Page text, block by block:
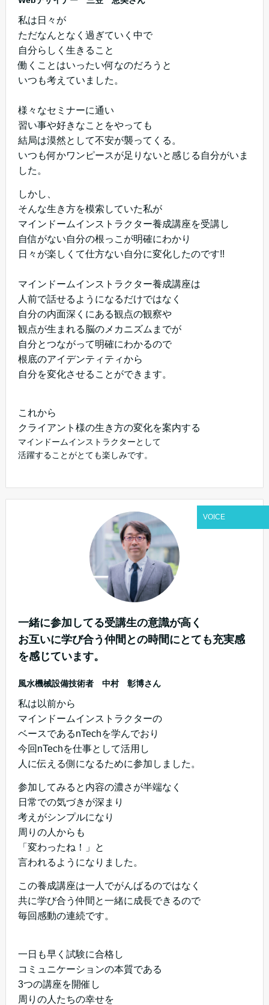
私は日々が
ただなんとなく過ぎていく中で
自分らしく生きること
働くことはいったい何なのだろうと
いつも考えていました。
様々なセミナーに通い
習い事や好きなことをやっても
結局は漠然として不安が襲ってくる。
いつも何かワンピースが足りないと感じる自分がいま
した。
しかし、
そんな生き方を模索していた私が
マインドームインストラクター養成講座を受講し
自信がない自分の根っこが明確にわかり
日々が楽しくて仕方ない自分に変化したのです!!
マインドームインストラクター養成講座は
人前で話せるようになるだけではなく
自分の内面深くにある観点の観察や
観点が生まれる脳のメカニズムまでが
自分とつながって明確にわかるので
根底のアイデンティティから
自分を変化させることができます。
これから
クライアント様の生き方の変化を案内する
マインドームインストラクターとして
活躍することがとても楽しみです。
一緒に参加してる受講生の意識が高く
お互いに学び合う仲間との時間に とても充実感
を感じています。
風水機械設備技術者 中村 彰博さん
私は以前から
マインドームインストラクターの
ベースであるnTechを学んでおり
今回nTechを仕事として活用し
人に伝える側になるために参加しました。
参加してみると内容の濃さが半端なく
日常での気づきが深まり
考えがシンプルになり
周りの人からも
「変わったね！」と
言われるようになりました。
この養成講座は一人でがんばるのではなく
共に学び合う仲間と一緒に成長できるので
毎回感動の連続です。
一日も早く試験に合格し
コミュニケーションの本質である
3つの講座を開催し
周りの人たちの幸せを
VOICE